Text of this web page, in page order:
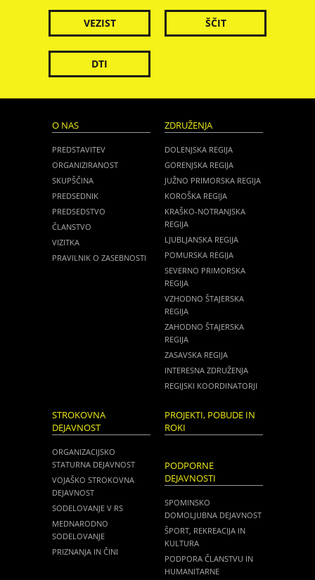
VEZIST ŠČIT
DTI
O NAS
PREDSTAVITEV
ORGANIZIRANOST
SKUPŠČINA
PREDSEDNIK
PREDSEDSTVO
ČLANSTVO
VIZITKA
PRAVILNIK O ZASEBNOSTI
ZDRUŽENJA
DOLENJSKA REGIJA
GORENJSKA REGIJA
JUŽNO PRIMORSKA REGIJA
KOROŠKA REGIJA
KRAŠKO-NOTRANJSKA
REGIJA
LJUBLJANSKA REGIJA
POMURSKA REGIJA
SEVERNO PRIMORSKA
REGIJA
VZHODNO ŠTAJERSKA
REGIJA
ZAHODNO ŠTAJERSKA
REGIJA
ZASAVSKA REGIJA
INTERESNA ZDRUŽENJA
REGIJSKI KOORDINATORJI
STROKOVNA
DEJAVNOST
ORGANIZACIJSKO
STATURNA DEJAVNOST
VOJAŠKO STROKOVNA
DEJAVNOST
SODELOVANJE V RS
MEDNARODNO
SODELOVANJE
PRIZNANJA IN ČINI
PROJEKTI, POBUDE IN
ROKI
PODPORNE
DEJAVNOSTI
SPOMINSKO
DOMOLJUBNA DEJAVNOST
ŠPORT, REKREACIJA IN
KULTURA
PODPORA ČLANSTVU IN
HUMANITARNE